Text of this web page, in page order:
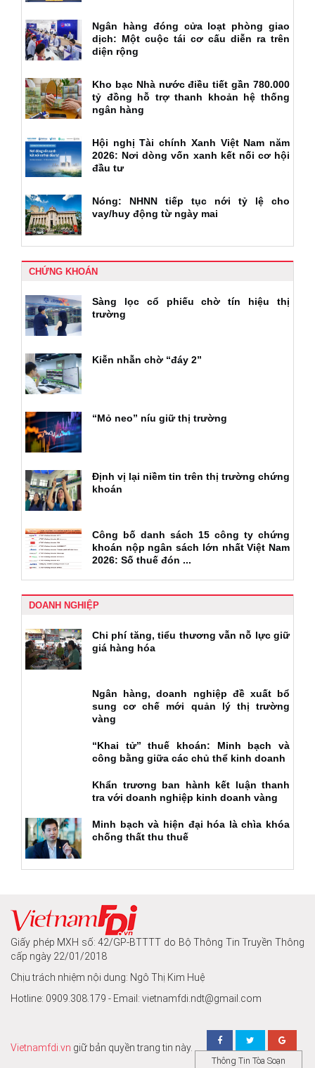
Ngân hàng đóng cửa loạt phòng giao
dịch: Một cuộc tái cơ cấu diễn ra trên
diện rộng
Kho bạc Nhà nước điều tiết gần 780.000
tỷ đồng hỗ trợ thanh khoản hệ thống
ngân hàng
Hội nghị Tài chính Xanh Việt Nam năm
2026: Nơi dòng vốn xanh kết nối cơ hội
đầu tư
Nóng: NHNN tiếp tục nới tỷ lệ cho
vay/huy động từ ngày mai
CHỨNG KHOÁN
Sàng lọc cổ phiếu chờ tín hiệu thị
trường
Kiễn nhẫn chờ “đáy 2”
“Mỏ neo” níu giữ thị trường
Định vị lại niềm tin trên thị trường chứng
khoán
Công bố danh sách 15 công ty chứng
khoán nộp ngân sách lớn nhất Việt Nam
2026: Số thuế đón ...
DOANH NGHIỆP
Chi phí tăng, tiểu thương vẫn nỗ lực giữ
giá hàng hóa
Ngân hàng, doanh nghiệp đề xuất bổ
sung cơ chế mới quản lý thị trường
vàng
“Khai tử” thuế khoán: Minh bạch và
công bằng giữa các chủ thể kinh doanh
Khẩn trương ban hành kết luận thanh
tra với doanh nghiệp kinh doanh vàng
Minh bạch và hiện đại hóa là chìa khóa
chống thất thu thuế
Giấy phép MXH số: 42/GP-BTTTT do Bộ Thông Tin Truyền Thông
cấp ngày 22/01/2018
Chịu trách nhiệm nội dung: Ngô Thị Kim Huệ
Hotline: 0909.308.179 - Email: vietnamfdi.ndt@gmail.com
Vietnamfdi.vn giữ bản quyền trang tin này.
Thông Tin Tòa Soạn